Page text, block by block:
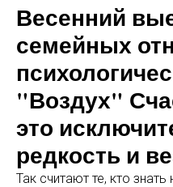
Весенний
семейных
"Воздух"
это
редкость и
Так считают те, кто знать